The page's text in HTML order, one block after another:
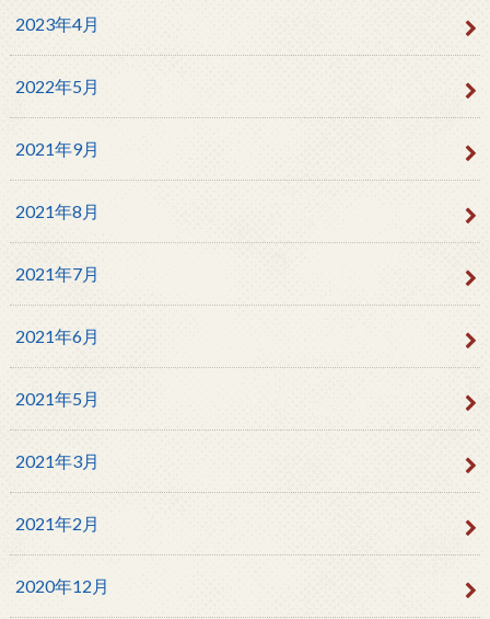
2023年4月
2022年5月
2021年9月
2021年8月
2021年7月
2021年6月
2021年5月
2021年3月
2021年2月
2020年12月